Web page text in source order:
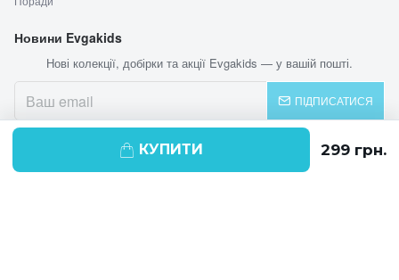
КУПИТИ
Новини Evgakids
Нові колекції, добірки та акції Evgakids — у вашій пошті.
ПІДПИСАТИСЯ